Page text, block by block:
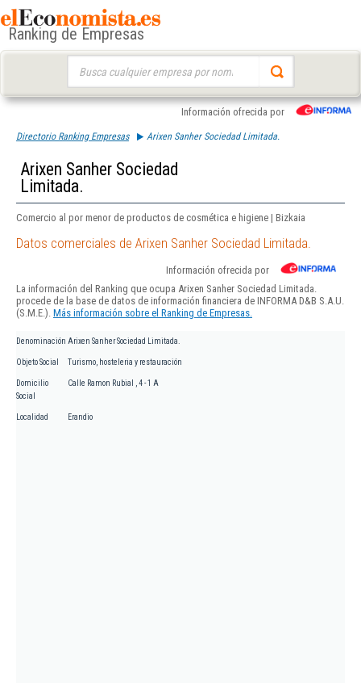
Ranking de Empresas
Información ofrecida por
Directorio Ranking Empresas Arixen Sanher Sociedad Limitada.
Arixen Sanher Sociedad
Limitada.
Comercio al por menor de productos de cosmética e higiene | Bizkaia
Datos comerciales de Arixen Sanher Sociedad Limitada.
Información ofrecida por
La información del Ranking que ocupa Arixen Sanher Sociedad Limitada.
procede de la base de datos de información financiera de INFORMA D&B S.A.U.
(S.M.E.). Más información sobre el Ranking de Empresas.
Denominación Arixen Sanher Sociedad Limitada.
Objeto Social Turismo, hosteleria y restauración
Domicilio
Social
Calle Ramon Rubial , 4 - 1 A
Localidad Erandio